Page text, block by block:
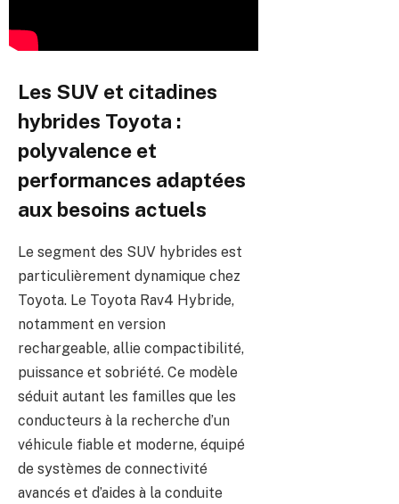
Les SUV et citadines
hybrides Toyota :
polyvalence et
performances adaptées
aux besoins actuels
Le segment des SUV hybrides est
particulièrement dynamique chez
Toyota. Le Toyota Rav4 Hybride,
notamment en version
rechargeable, allie compactibilité,
puissance et sobriété. Ce modèle
séduit autant les familles que les
conducteurs à la recherche d’un
véhicule fiable et moderne, équipé
de systèmes de connectivité
avancés et d’aides à la conduite